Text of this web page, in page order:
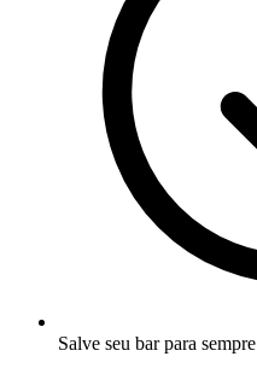
Salve seu bar para sempre